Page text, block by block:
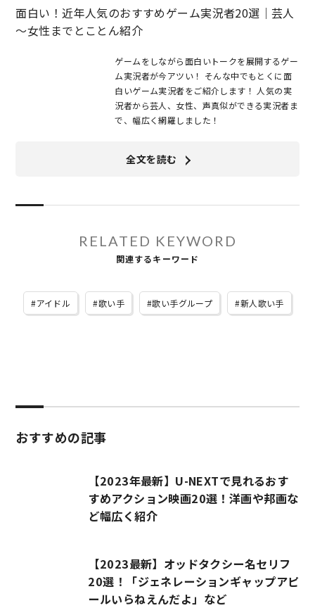
面白い！近年人気のおすすめゲーム実況者20選｜芸人
～女性までとことん紹介
ゲームをしながら面白いトークを展開するゲー
ム実況者が今アツい！ そんな中でもとくに面
白いゲーム実況者をご紹介します！ 人気の実
況者から芸人、女性、声真似ができる実況者ま
で、幅広く網羅しました！
全文を読む
RELATED KEYWORD
関連するキーワード
アイドル 歌い手 歌い手グループ 新人歌い手
おすすめの記事
【2023年最新】U-NEXTで見れるおす
すめアクション映画20選！洋画や邦画な
ど幅広く紹介
【2023最新】オッドタクシー名セリフ
20選！「ジェネレーションギャップアピ
ールいらねえんだよ」など